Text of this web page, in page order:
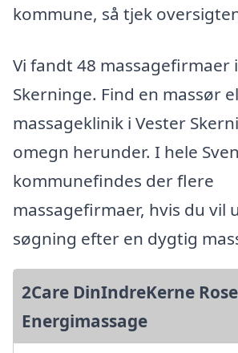
kommune, så tjek
Vi fandt 48 massagefirmaer
Skerninge. Find en massør
massageklinik i Vester
omegn herunder. I hele
kommunefindes der flere
massagefirmaer, hvis du vil
søgning efter en dygtig
2Care DinIndreKerne
Energimassage